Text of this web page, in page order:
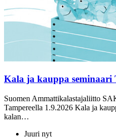
Kala ja kauppa seminaari
Suomen Ammattikalastajaliitto
Tampereella 1.9.2026 Kala ja
kalan…
Juuri nyt